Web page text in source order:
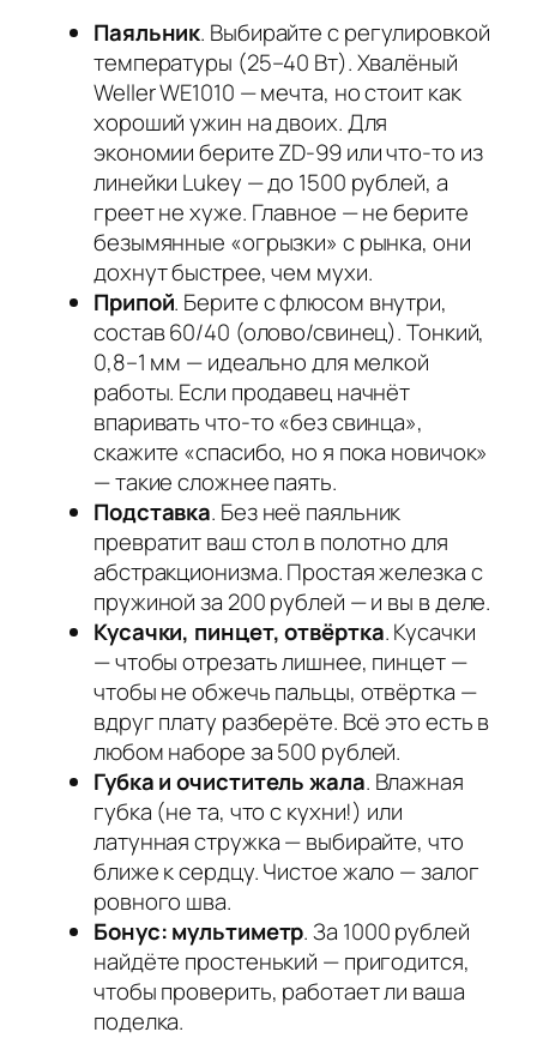
Паяльник. Выбирайте с регулировкой
температуры (25–40 Вт). Хвалёный
Weller WE1010 — мечта, но стоит как
хороший ужин на двоих. Для
экономии берите ZD-99 или что-то из
линейки Lukey — до 1500 рублей, а
греет не хуже. Главное — не берите
безымянные «огрызки» с рынка, они
дохнут быстрее, чем мухи.
Припой. Берите с флюсом внутри,
состав 60/40 (олово/свинец). Тонкий,
0,8–1 мм — идеально для мелкой
работы. Если продавец начнёт
впаривать что-то «без свинца»,
скажите «спасибо, но я пока новичок»
— такие сложнее паять.
Подставка. Без неё паяльник
превратит ваш стол в полотно для
абстракционизма. Простая железка с
пружиной за 200 рублей — и вы в деле.
Кусачки, пинцет, отвёртка. Кусачки
— чтобы отрезать лишнее, пинцет —
чтобы не обжечь пальцы, отвёртка —
вдруг плату разберёте. Всё это есть в
любом наборе за 500 рублей.
Губка и очиститель жала. Влажная
губка (не та, что с кухни!) или
латунная стружка — выбирайте, что
ближе к сердцу. Чистое жало — залог
ровного шва.
Бонус: мультиметр. За 1000 рублей
найдёте простенький — пригодится,
чтобы проверить, работает ли ваша
поделка.